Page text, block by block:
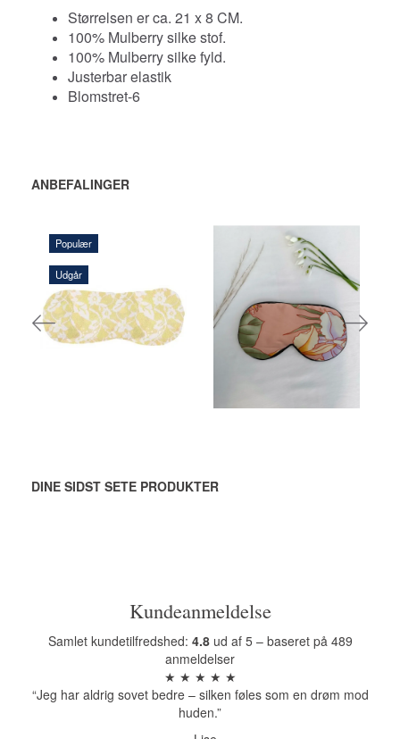
Størrelsen er ca. 21 x 8 CM.
100% Mulberry silke stof.
100% Mulberry silke fyld.
Justerbar elastik
Blomstret-6
ANBEFALINGER
Populær
Udgår
135,00 DKK 145,00 DKK
LÆG I KURV
DINE SIDST SETE PRODUKTER
Kundeanmeldelse
Samlet kundetilfredshed: 4.8ud af 5 – baseret på 489
anmeldelser
★ ★ ★ ★ ★
“Jeg har aldrig sovet bedre – silken føles som en drøm mod
huden.”